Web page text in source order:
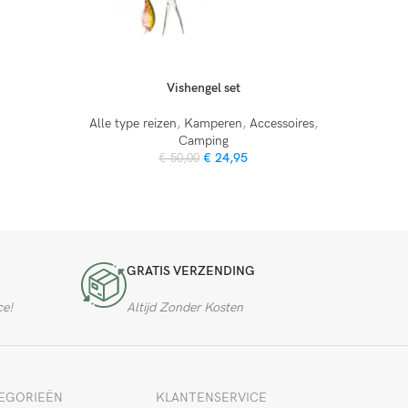
Vishengel set
Alle type reizen, Kamperen, Accessoires,
Camping
€50,00 € 24,95
GRATIS VERZENDING
Altijd Zonder Kosten
KLANTENSERVICE